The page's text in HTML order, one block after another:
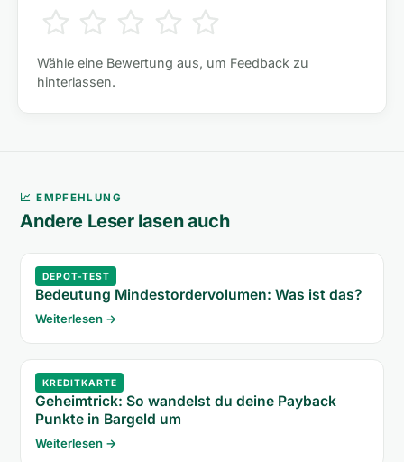
Wähle eine Bewertung aus, um Feedback zu
hinterlassen.
📈 EMPFEHLUNG
Andere Leser lasen auch
DEPOT-TEST
Bedeutung Mindestordervolumen: Was ist das?
Weiterlesen →
KREDITKARTE
Geheimtrick: So wandelst du deine Payback
Punkte in Bargeld um
Weiterlesen →